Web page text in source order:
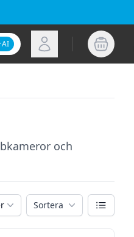
AI-sökning
AI Logga in
och
Sortera Växla vy